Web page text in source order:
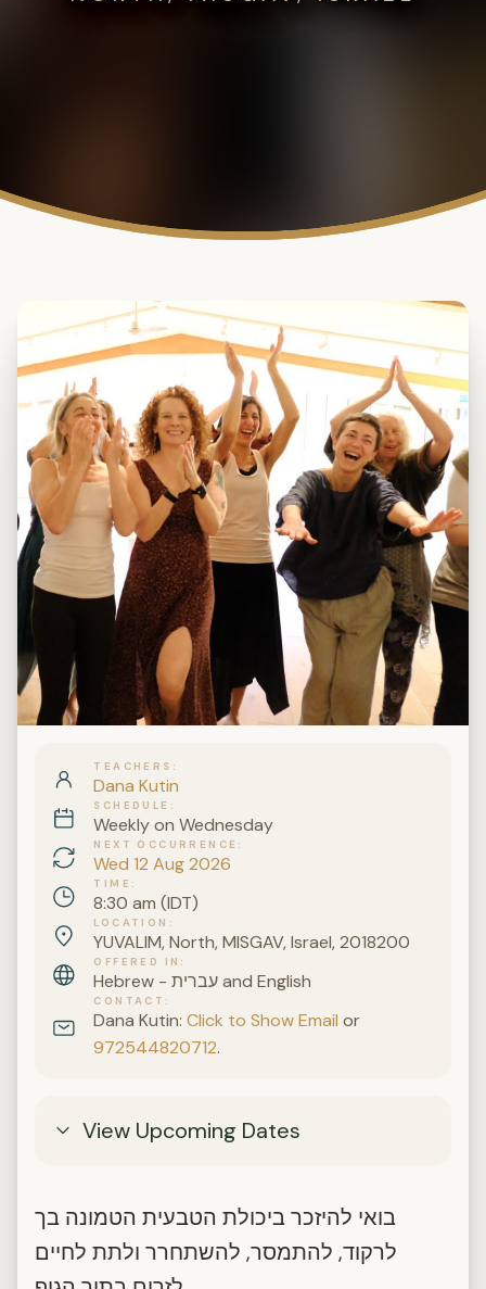
TEACHERS
Dana Kutin
SCHEDULE
Weekly on Wednesday
NEXT OCCURRENCE
Wed 12 Aug 2026
TIME
8:30 am (IDT)
LOCATION
YUVALIM, North, MISGAV, Israel, 2018200
OFFERED IN
Hebrew - עברית and English
CONTACT
Dana Kutin:Click to Show Email or
972544820712.
View Upcoming Dates
בואי להיזכר ביכולת הטבעית הטמונה בך
לרקוד, להתמסר, להשתחרר ולתת לחיים